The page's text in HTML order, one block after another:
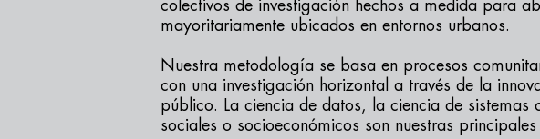
colectivos de investigación hechos a medida para
mayoritariamente ubicados en entornos urbanos.
Nuestra metodología se basa en procesos
con una investigación horizontal a través de la
público. La ciencia de datos, la ciencia de sistemas
sociales o socioeconómicos son nuestras